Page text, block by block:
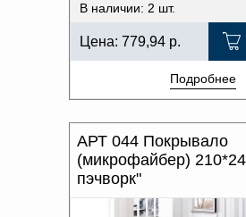
В наличии: 2 шт.
Цена: 779,94 р.
Подробнее
АРТ 044 Покрывало
(микрофайбер)
пэчворк"